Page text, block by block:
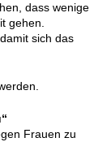
dass wenige
gehen.
sich das
Frauen zu